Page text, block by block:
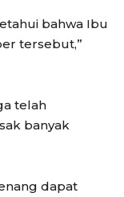
bahwa Ibu
tersebut,”
telah
banyak
dapat